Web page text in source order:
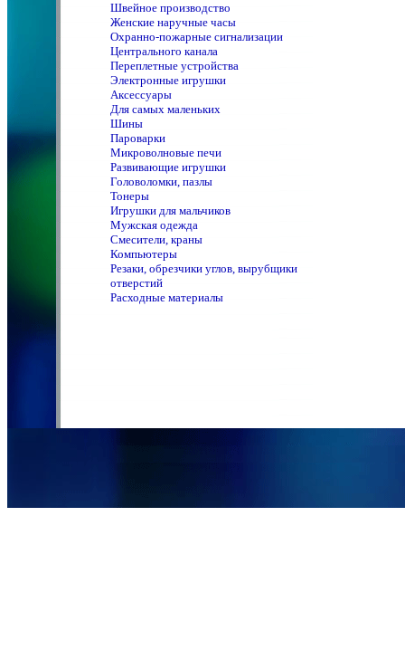
Швейное производство
Женские наручные часы
Охранно-пожарные сигнализации
Центрального канала
Переплетные устройства
Электронные игрушки
Аксессуары
Для самых маленьких
Шины
Пароварки
Микроволновые печи
Развивающие игрушки
Головоломки, пазлы
Тонеры
Игрушки для мальчиков
Мужская одежда
Смесители, краны
Компьютеры
Резаки, обрезчики углов, вырубщики
отверстий
Расходные материалы